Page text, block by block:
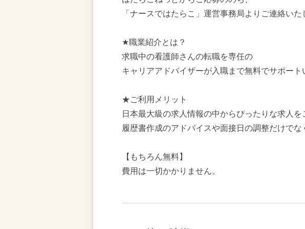
「ナースではたらこ」運営事務局よりご連絡いた
★職業紹介とは？
求職中の看護師さんの転職を専任の
キャリアアドバイザーが入職まで無料でサポート
★ご利用メリット
日本最大級の求人情報の中からぴったりな求人を
履歴書作成のアドバイスや面接日の調整だけで
【もちろん無料】
費用は一切かかりません。